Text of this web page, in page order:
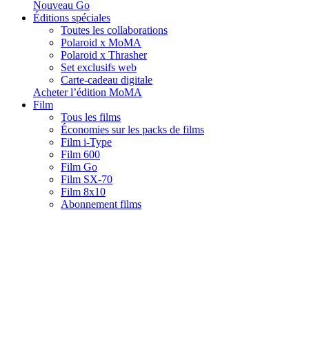
Nouveau Go
Éditions spéciales
Toutes les collaborations
Polaroid x MoMA
Polaroid x Thrasher
Set exclusifs web
Carte-cadeau digitale
Acheter l’édition MoMA
Film
Tous les films
Économies sur les packs de films
Film i-Type
Film 600
Film Go
Film SX-70
Film 8x10
Abonnement films